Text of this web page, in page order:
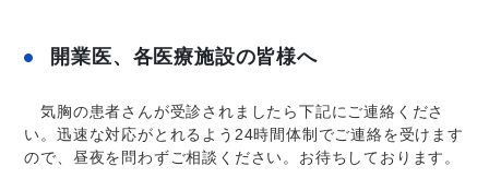
開業医、各医療施設の皆様へ
気胸の患者さんが受診されましたら下記にご連絡くださ
い。迅速な対応がとれるよう24時間体制でご連絡を受けます
ので、昼夜を問わずご相談ください。お待ちしております。